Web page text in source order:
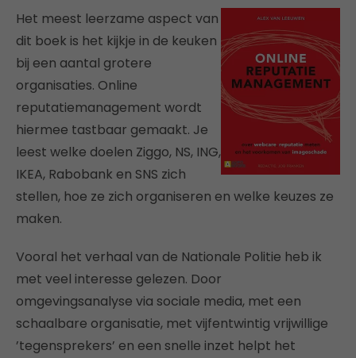
Het meest leerzame aspect van
dit boek is het kijkje in de keuken
bij een aantal grotere
organisaties. Online
reputatiemanagement wordt
hiermee tastbaar gemaakt. Je
leest welke doelen Ziggo, NS, ING,
IKEA, Rabobank en SNS zich
stellen, hoe ze zich organiseren en welke keuzes ze
maken.
Vooral het verhaal van de Nationale Politie heb ik
met veel interesse gelezen. Door
omgevingsanalyse via sociale media, met een
schaalbare organisatie, met vijfentwintig vrijwillige
’tegensprekers’ en een snelle inzet helpt het